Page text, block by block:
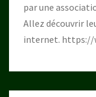
par une
Allez découvrir
internet. https://